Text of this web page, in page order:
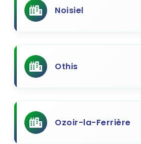
Noisiel
Othis
Ozoir-la-Ferrière